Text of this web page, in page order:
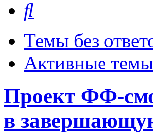
Темы без
Активные темы
Проект ФФ-
в